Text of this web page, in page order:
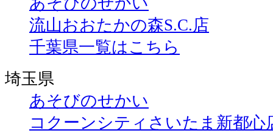
流山おおたかの森S.C.店
千葉県一覧はこちら
埼玉県
あそびのせかい
コクーンシティさいたま新都心